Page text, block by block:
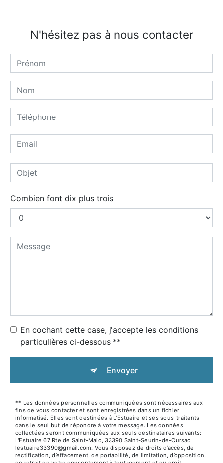
N'hésitez pas à nous contacter
Combien font dix plus trois
En cochant cette case, j'accepte les conditions
particulières ci-dessous **
Envoyer
** Les données personnelles communiquées sont nécessaires aux
fins de vous contacter et sont enregistrées dans un fichier
informatisé. Elles sont destinées à L'Estuaire et ses sous-traitants
dans le seul but de répondre à votre message. Les données
collectées seront communiquées aux seuls destinataires suivants:
L'Estuaire 67 Rte de Saint-Malo, 33390 Saint-Seurin-de-Cursac
lestuaire33390@gmail.com. Vous disposez de droits d’accès, de
rectification, d’effacement, de portabilité, de limitation, d’opposition,